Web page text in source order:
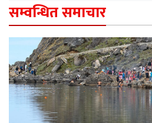
सम्वन्धित समाचार